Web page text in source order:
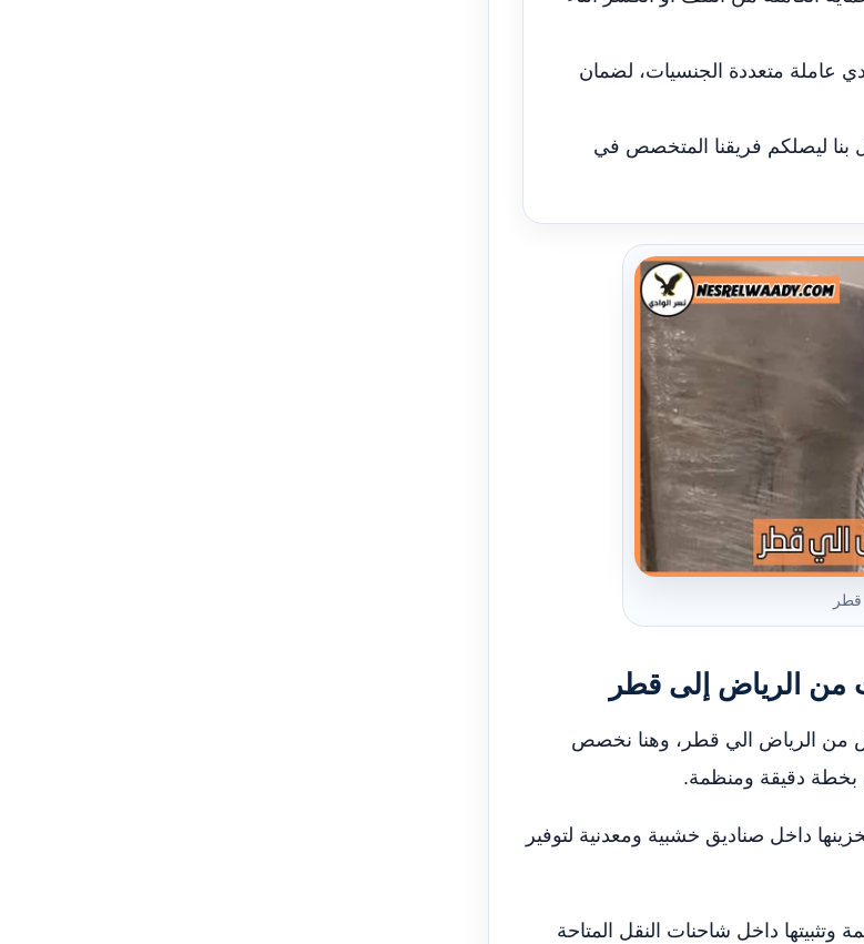
متعددة الجنسيات، لضمان
بنا ليصلكم فريقنا المتخصص في
من الرياض إلى قطر
من الرياض الي قطر، وهنا نخصص
بخطة دقيقة ومنظمة.
داخل صناديق خشبية ومعدنية لتوفير
وتثبيتها داخل شاحنات النقل المتاحة